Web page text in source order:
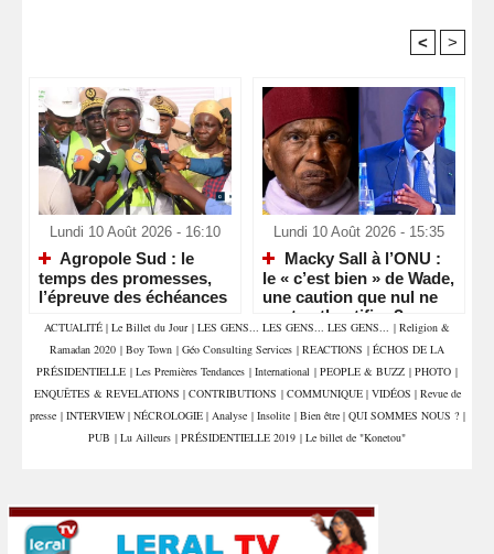
< >
Lundi 10 Août 2026 - 16:10
Agropole Sud : le
temps des promesses,
l’épreuve des échéances
Lundi 10 Août 2026 - 15:35
Macky Sall à l’ONU :
le « c’est bien » de Wade,
une caution que nul ne
peut authentifier ?
ACTUALITÉ | Le Billet du Jour | LES GENS... LES GENS... LES GENS... | Religion &
Ramadan 2020 | Boy Town | Géo Consulting Services | REACTIONS | ÉCHOS DE LA
PRÉSIDENTIELLE | Les Premières Tendances | International | PEOPLE & BUZZ | PHOTO |
ENQUÊTES & REVELATIONS | CONTRIBUTIONS | COMMUNIQUE | VIDÉOS | Revue de
presse | INTERVIEW | NÉCROLOGIE | Analyse | Insolite | Bien être | QUI SOMMES NOUS ? |
PUB | Lu Ailleurs | PRÉSIDENTIELLE 2019 | Le billet de "Konetou"